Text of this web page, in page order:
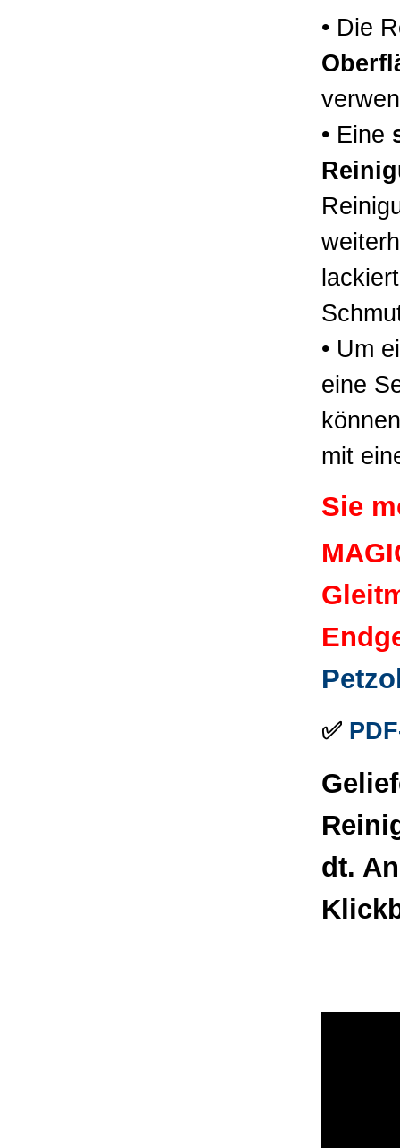
• Die
• Eine
• Um
eine
mit
Sie
✅
dt.